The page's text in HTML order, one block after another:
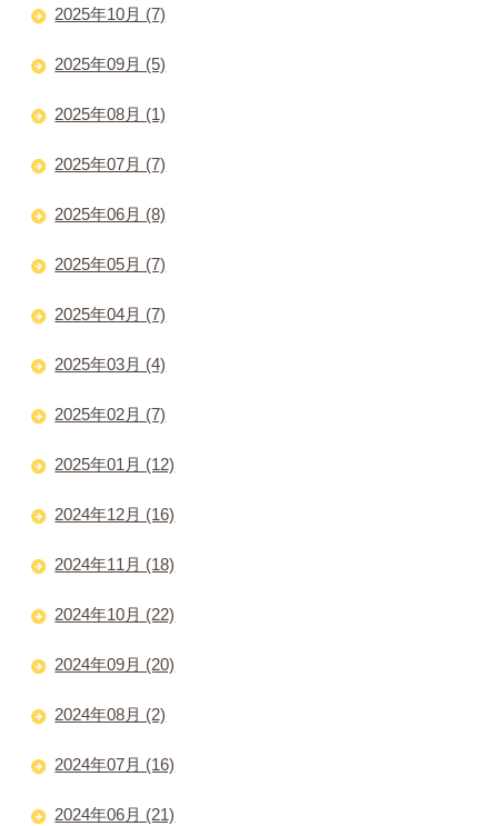
2025年10月 (7)
2025年09月 (5)
2025年08月 (1)
2025年07月 (7)
2025年06月 (8)
2025年05月 (7)
2025年04月 (7)
2025年03月 (4)
2025年02月 (7)
2025年01月 (12)
2024年12月 (16)
2024年11月 (18)
2024年10月 (22)
2024年09月 (20)
2024年08月 (2)
2024年07月 (16)
2024年06月 (21)